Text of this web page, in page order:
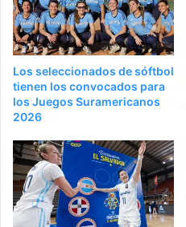
Los seleccionados de sóftbol
tienen los convocados para
los Juegos Suramericanos
2026